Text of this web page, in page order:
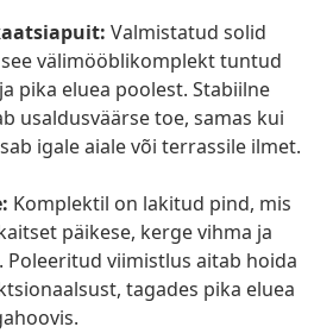
Valmistatud solid
välimööblikomplekt tuntud
pika eluea poolest. Stabiilne
usaldusväärse toe, samas kui
igale aiale või terrassile ilmet.
Komplektil on lakitud pind, mis
päikese, kerge vihma ja
Poleeritud viimistlus aitab hoida
tagades pika eluea